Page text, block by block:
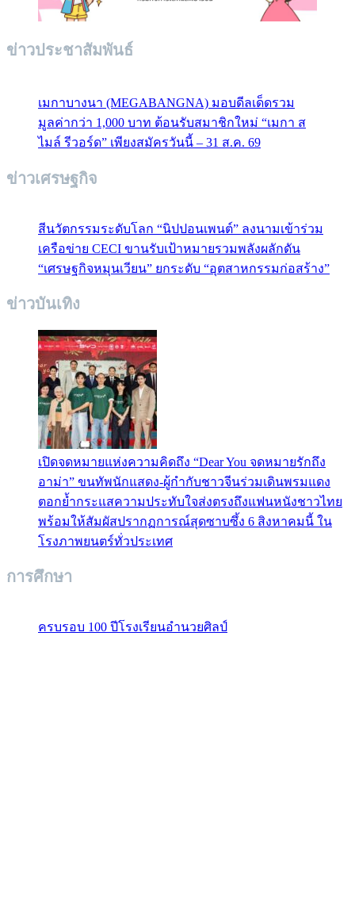
ข่าวประชาสัมพันธ์
เมกาบางนา (MEGABANGNA) มอบดีลเด็ดรวม
มูลค่ากว่า 1,000 บาท ต้อนรับสมาชิกใหม่ “เมกา ส
ไมล์ รีวอร์ด” เพียงสมัครวันนี้ – 31 ส.ค. 69
ข่าวเศรษฐกิจ
สีนวัตกรรมระดับโลก “นิปปอนเพนต์” ลงนามเข้าร่วม
เครือข่าย CECI ขานรับเป้าหมายรวมพลังผลักดัน
“เศรษฐกิจหมุนเวียน” ยกระดับ “อุตสาหกรรมก่อสร้าง”
ข่าวบันเทิง
เปิดจดหมายแห่งความคิดถึง “Dear You จดหมายรักถึง
อาม่า” ขนทัพนักแสดง-ผู้กำกับชาวจีนร่วมเดินพรมแดง
ตอกย้ำกระแสความประทับใจส่งตรงถึงแฟนหนังชาวไทย
พร้อมให้สัมผัสปรากฏการณ์สุดซาบซึ้ง 6 สิงหาคมนี้ ใน
โรงภาพยนตร์ทั่วประเทศ
การศึกษา